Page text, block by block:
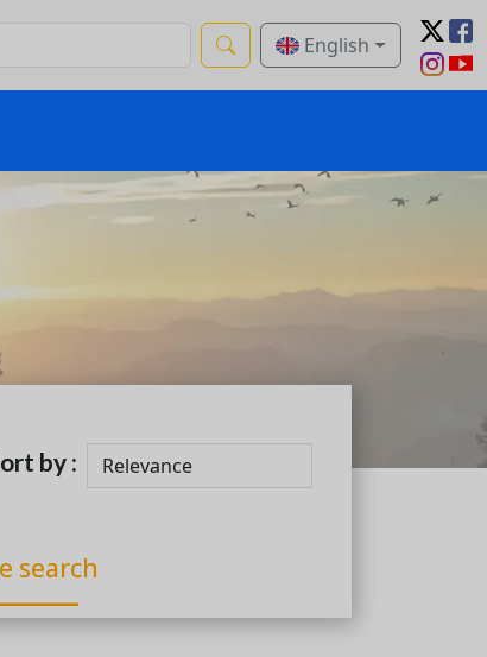
English
by :
search